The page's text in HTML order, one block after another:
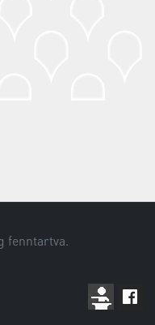
fenntartva.